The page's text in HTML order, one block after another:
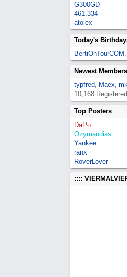
G300GD
461.334
atolex
Today's
BertiOnTourCOM
Newest Members
typfred, Maex,
10,168
Top Posters
DaPo
Ozymandias
Yankee
ranx
RoverLover
::::